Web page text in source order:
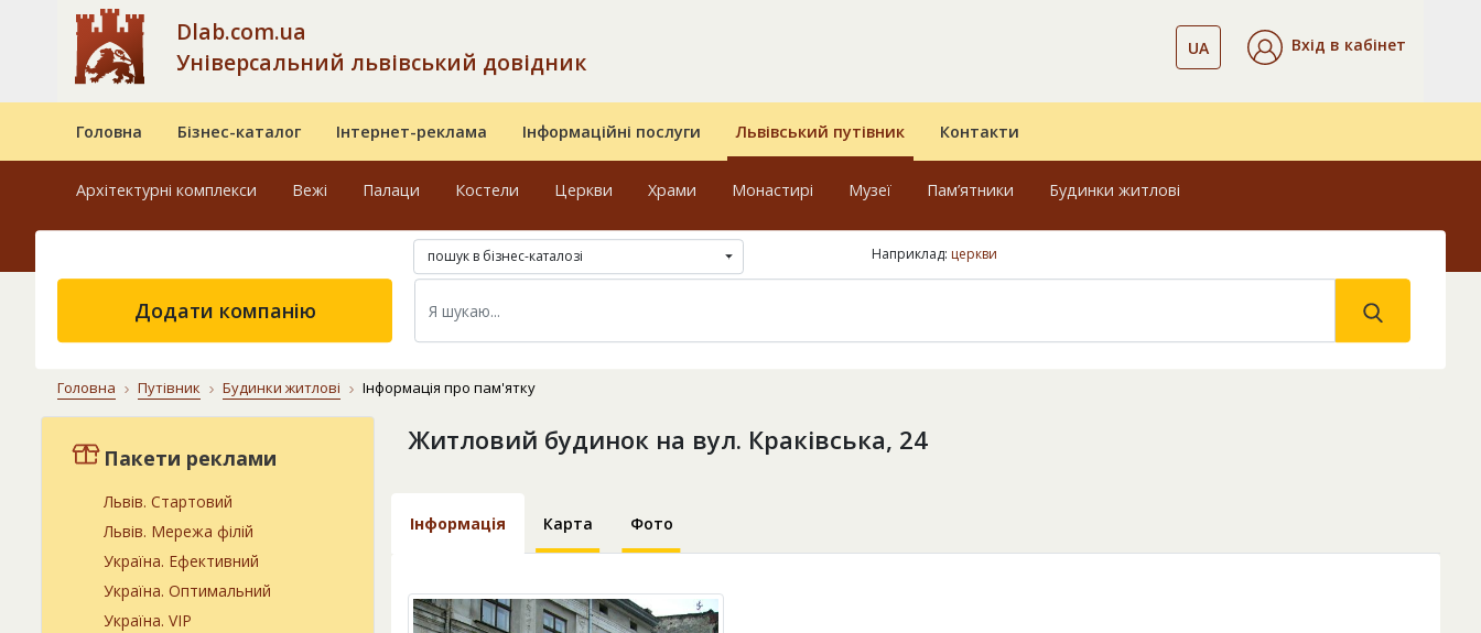
Dlab.com.ua
Універсальний львівський довідник
UA Вхід в кабінет
Головна Бізнес-каталог Інтернет-реклама Інформаційні послуги Львівський путівник Контакти
Архітектурні комплекси Вежі Палаци Костели Церкви Храми Монастирі Музеї Пам’ятники Будинки житлові
пошук в бізнес-каталозі Наприклад: церкви
Додати компанію
Головна Путівник Будинки житлові Інформація про пам'ятку
Пакети реклами
Львів. Cтартовий
Львів. Мережа філій
Україна. Ефективний
Україна. Оптимальний
Україна. VIP
Житловий будинок на вул. Краківська, 24
Інформація Карта Фото